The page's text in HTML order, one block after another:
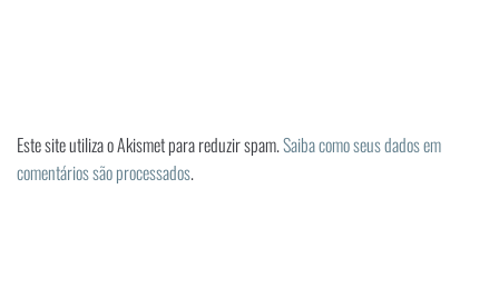
Este site utiliza o Akismet para reduzir spam.Saiba como seus dados em
comentários são processados.